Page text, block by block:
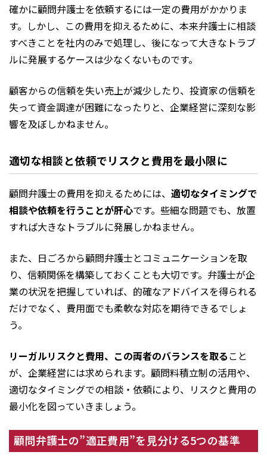
確かに顧問弁護士を依頼するには一定の費用がかかりま
す。しかし、この費用を抑えるために、本来弁護士に相談
すべきことを社内のみで処理し、後になって大きなトラブ
ルに発展するケースは少なくないものです。
顧客からの信頼を失い売上が減少したり、投資家の信頼を
失って資金調達が困難になったりと、企業経営に深刻な影
響を及ぼしかねません。
適切な相談と依頼でリスクと費用を最小限に
顧問弁護士の費用を抑えるためには、 適切なタイミングで
相談や依頼を行うことが肝心です。些細な問題でも、放置
すれば大きなトラブルに発展しかねません。
また、日ごろから顧問弁護士とコミュニケーションを取
り、信頼関係を構築しておくことも大切です。弁護士が企
業の状況を把握していれば、的確なアドバイスを得られる
だけでなく、費用面でも柔軟な対応を期待できるでしょ
う。
リーガルリスクと費用、この両者のバランスを取ること
が、企業経営には求められます。顧問料積立制の活用や、
適切なタイミングでの相談・依頼により、リスクと費用の
最小化を図っていきましょう。
顧問弁護士の”適正費用”を見分ける5つの基準